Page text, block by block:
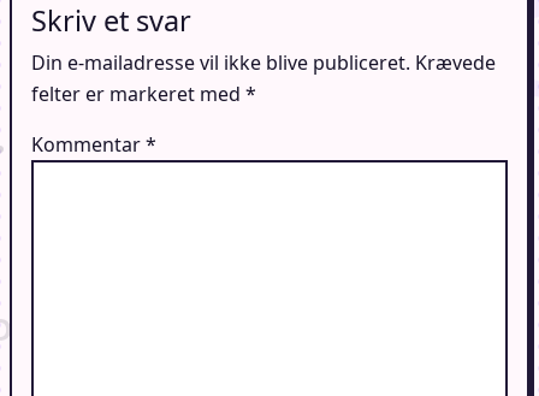
Skriv et svar
Din e-mailadresse vil ikke blive publiceret. Krævede
felter er markeret med *
Kommentar*